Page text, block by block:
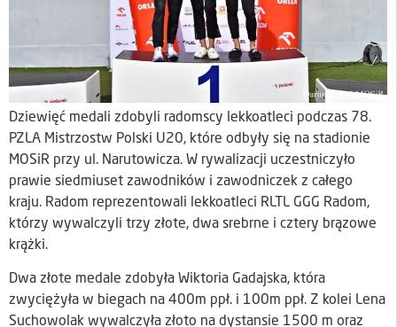
Dziewięć medali zdobyli radomscy lekkoatleci podczas 78.
PZLA Mistrzostw Polski U20, które odbyły się na stadionie
MOSiR przy ul. Narutowicza. W rywalizacji uczestniczyło
prawie siedmiuset zawodników i zawodniczek z całego
kraju. Radom reprezentowali lekkoatleci RLTL GGG Radom,
którzy wywalczyli trzy złote, dwa srebrne i cztery brązowe
krążki.
Dwa złote medale zdobyła Wiktoria Gadajska, która
zwyciężyła w biegach na 400m ppł. i 100m ppł. Z kolei Lena
Suchowolak wywalczyła złoto na dystansie 1500 m oraz